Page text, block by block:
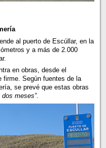
al puerto de Escúllar, en la
y a más de 2.000
en obras, desde el
firme. Según fuentes de la
se prevé que estas obras
meses”.